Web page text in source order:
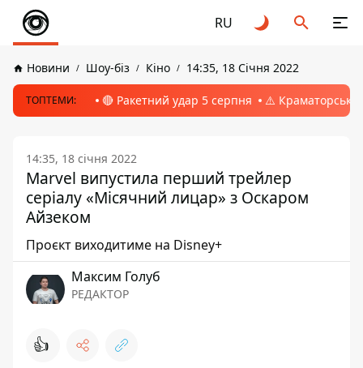
RU
Новини Шоу-біз Кіно 14:35, 18 Січня 2022
ТОПТЕМИ: 🔴 Ракетний удар 5 серпня ⚠️ Краматорськ,
14:35, 18 січня 2022
Marvel випустила перший трейлер
серіалу «Місячний лицар» з Оскаром
Айзеком
Проєкт виходитиме на Disney+
Максим Голуб
РЕДАКТОР
👍